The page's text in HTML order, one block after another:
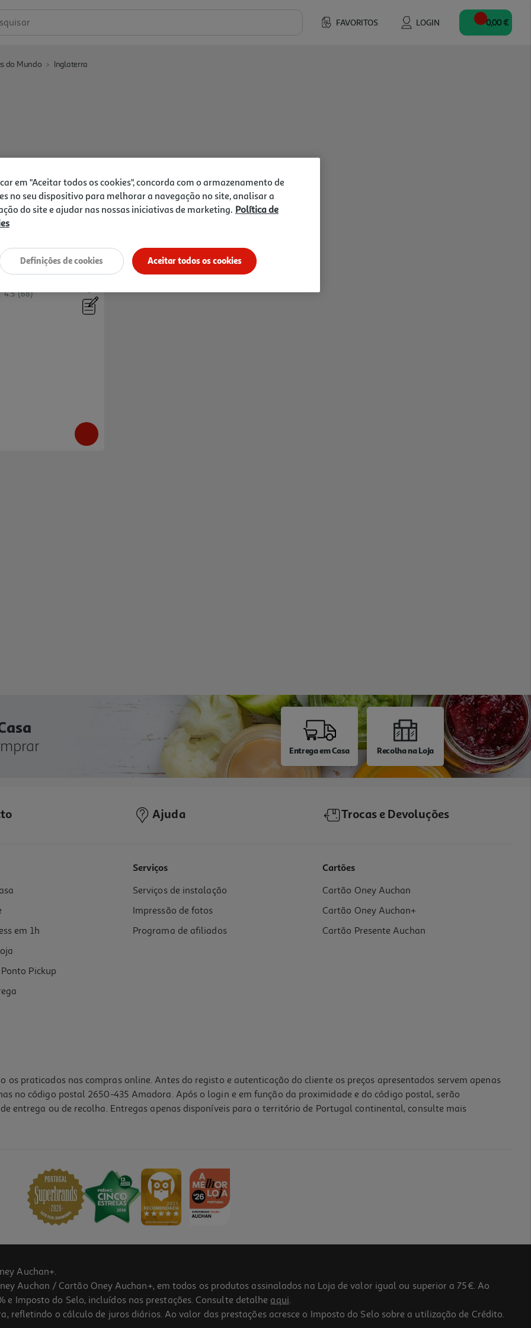
FAVORITOS LOGIN 0,00 €
do Mundo Inglaterra
4.5 (68)
Entrega em Casa Recolha na Loja
Ajuda Trocas e Devoluções
em 1h
Pickup
Serviços
Serviços de instalação
Impressão de fotos
Programa de afiliados
Cartões
Cartão Oney Auchan
Cartão Oney Auchan+
Cartão Presente Auchan
os praticados nas compras online. Antes do registo e autenticação do cliente os preços apresentados servem apenas
no código postal 2650-435 Amadora. Após o login e em função da proximidade e do código postal, serão
entrega ou de recolha. Entregas apenas disponíveis para o território de Portugal continental, consulte mais
Auchan+.
Auchan / Cartão Oney Auchan+, em todos os produtos assinalados na Loja de valor igual ou superior a 75€. Ao
Imposto do Selo, incluídos nas prestações. Consulte detalhe aqui.
refletindo o cálculo de juros diários. Ao valor das prestações acresce o Imposto do Selo sobre a utilização de Crédito.
em "Aceitar todos os cookies", concorda com o armazenamento de
no seu dispositivo para melhorar a navegação no site, analisar a
do site e ajudar nas nossas iniciativas de marketing. Política de
Aceitar todos os cookies
Definições de cookies